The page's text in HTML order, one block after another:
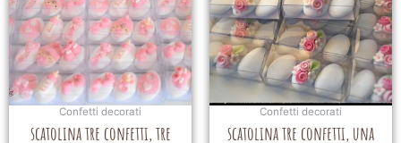
Confetti decorati
scatolina tre confetti, tre
Confetti decorati
scatolina tre confetti, una